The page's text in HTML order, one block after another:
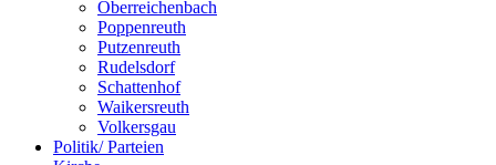
Oberreichenbach
Poppenreuth
Putzenreuth
Rudelsdorf
Schattenhof
Waikersreuth
Volkersgau
Politik/ Parteien